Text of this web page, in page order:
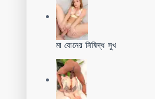
মা বোনের নিষিদ্ধ সুখ